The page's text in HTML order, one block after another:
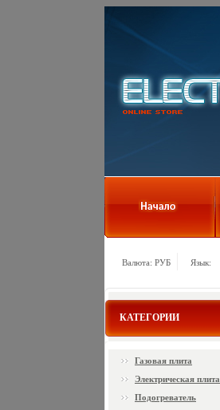
Валюта: РУБ Язык:
КАТЕГОРИИ
Газовая плита
Электрическая плита
Подогреватель